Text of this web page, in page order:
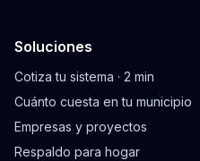
Soluciones
Cotiza tu sistema · 2 min
Cuánto cuesta en tu municipio
Empresas y proyectos
Respaldo para hogar